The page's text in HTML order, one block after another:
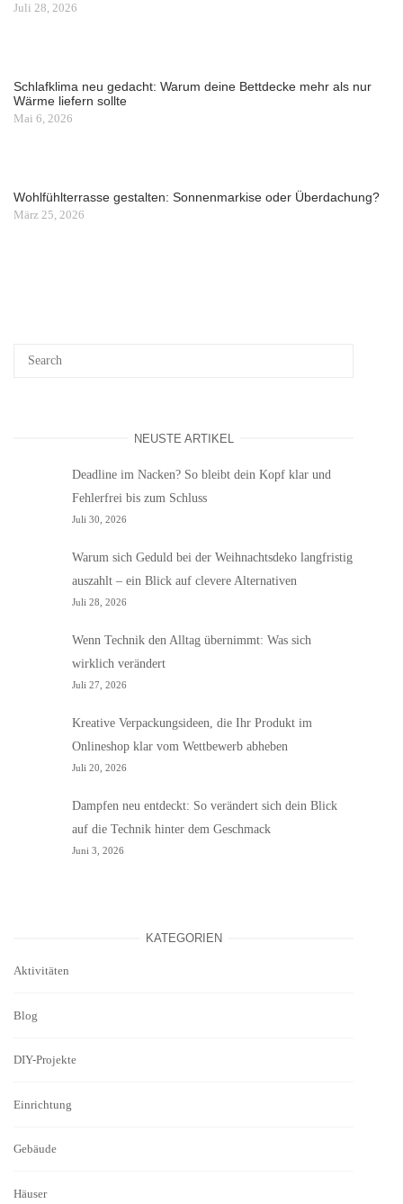
Juli 28, 2026
Schlafklima neu gedacht: Warum deine Bettdecke mehr als nur
Wärme liefern sollte
Mai 6, 2026
Wohlfühlterrasse gestalten: Sonnenmarkise oder Überdachung?
März 25, 2026
NEUSTE ARTIKEL
Deadline im Nacken? So bleibt dein Kopf klar und
Fehlerfrei bis zum Schluss
Juli 30, 2026
Warum sich Geduld bei der Weihnachtsdeko langfristig
auszahlt – ein Blick auf clevere Alternativen
Juli 28, 2026
Wenn Technik den Alltag übernimmt: Was sich
wirklich verändert
Juli 27, 2026
Kreative Verpackungsideen, die Ihr Produkt im
Onlineshop klar vom Wettbewerb abheben
Juli 20, 2026
Dampfen neu entdeckt: So verändert sich dein Blick
auf die Technik hinter dem Geschmack
Juni 3, 2026
KATEGORIEN
Aktivitäten
Blog
DIY-Projekte
Einrichtung
Gebäude
Häuser